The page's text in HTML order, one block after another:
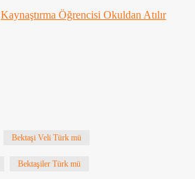
Kaynaştırma Öğrencisi Okuldan Atılır
Bektaşi Veli Türk mü
Bektaşiler Türk mü